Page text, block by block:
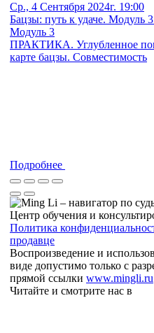
Ср., 4 Сентября 2024г. 19:00
Бацзы: путь к удаче. Модуль
Модуль 3
ПРАКТИКА. Углубленное
карте бацзы. Совместимость
Подробнее
Центр обучения и
Политика
продавце
Воспроизведение и
виде допустимо только с
прямой ссылки www.mingli.ru
Читайте и смотрите нас в